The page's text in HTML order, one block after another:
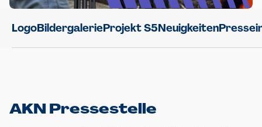
LogoBildergalerieProjekt S5Neuigkeiten
AKN Pressestelle